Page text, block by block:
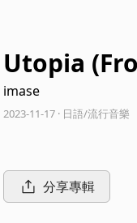
Utopia
imase
2023-11-17 · 日語/流行音樂
分享專輯